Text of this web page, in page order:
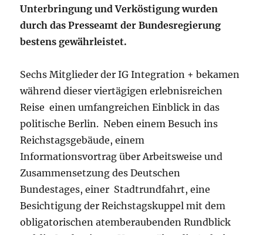
Unterbringung und Verköstigung wurden
durch das Presseamt der Bundesregierung
bestens gewährleistet.
Sechs Mitglieder der IG Integration + bekamen
während dieser viertägigen erlebnisreichen
Reise einen umfangreichen Einblick in das
politische Berlin. Neben einem Besuch ins
Reichstagsgebäude, einem
Informationsvortrag über Arbeitsweise und
Zusammensetzung des Deutschen
Bundestages, einer Stadtrundfahrt, eine
Besichtigung der Reichstagskuppel mit dem
obligatorischen atemberaubenden Rundblick